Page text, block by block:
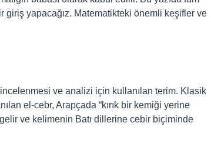
giriş yapacağız. Matematikteki önemli keşifler ve
ve analizi için kullanılan terim. Klasik
el-cebr, Arapçada “kırık bir kemiği yerine
ve kelimenin Batı dillerine cebir biçiminde